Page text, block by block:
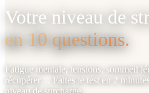
Votre niveau de
en 10 questions.
Fatigue mentale, tensions, sommeil
récupérer… Faites le test en 2
niveau de surcharge.